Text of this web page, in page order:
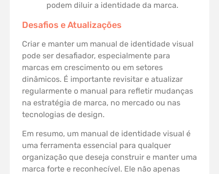
podem diluir a identidade da marca.
Desafios e Atualizações
Criar e manter um manual de identidade visual
pode ser desafiador, especialmente para
marcas em crescimento ou em setores
dinâmicos. É importante revisitar e atualizar
regularmente o manual para refletir mudanças
na estratégia de marca, no mercado ou nas
tecnologias de design.
Em resumo, um manual de identidade visual é
uma ferramenta essencial para qualquer
organização que deseja construir e manter uma
marca forte e reconhecível. Ele não apenas